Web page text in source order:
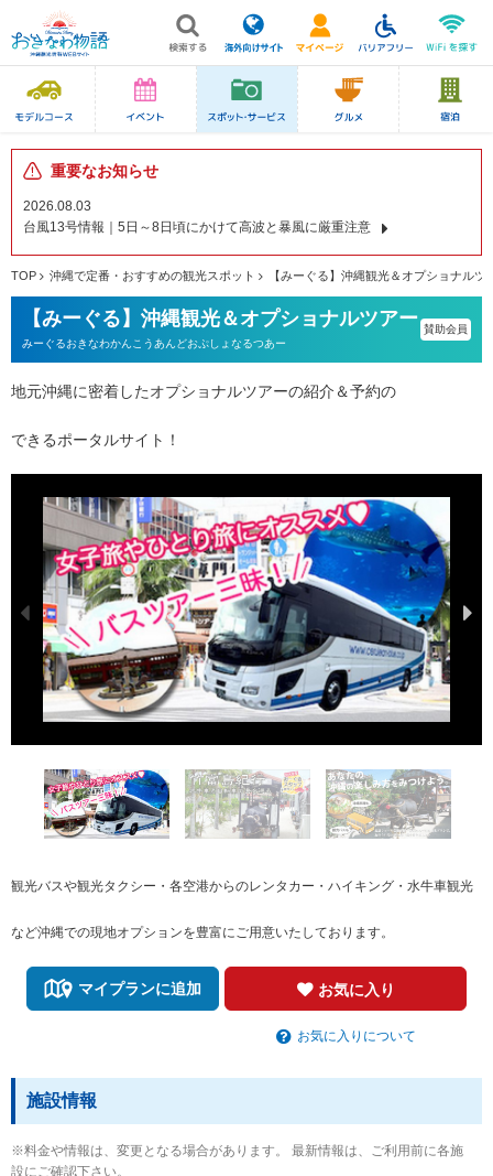
重要なお知らせ
2026.08.03
台風13号情報｜5日～8日頃にかけて高波と暴風に厳重注意
TOP 沖縄で定番・おすすめの観光スポット 【みーぐる】沖縄観光＆オプショナルツ
【みーぐる】沖縄観光＆オプショナルツアー
みーぐるおきなわかんこうあんどおぷしょなるつあー
賛助会員
地元沖縄に密着したオプショナルツアーの紹介＆予約の
できるポータルサイト！
観光バスや観光タクシー・各空港からのレンタカー・ハイキング・水牛車観光
など沖縄での現地オプションを豊富にご用意いたしております。
マイプランに追加 お気に入り
お気に入りについて
施設情報
※料金や情報は、変更となる場合があります。 最新情報は、ご利用前に各施
設にご確認下さい。